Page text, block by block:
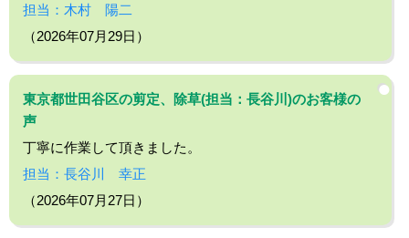
担当：木村 陽二
（2026年07月29日）
東京都世田谷区の剪定、除草(担当：長谷川)のお客様の
声
丁寧に作業して頂きました。
担当：長谷川 幸正
（2026年07月27日）